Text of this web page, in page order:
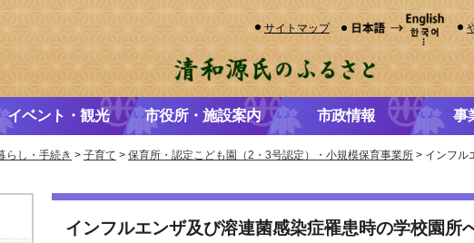
サイトマップ
イベント・観光 市役所・施設案内 市政情報 事
らし・手続き > 子育て > 保育所・認定こども園（2・3号認定）・小規模保育事業所 > インフル
インフルエンザ及び溶連菌感染症罹患時の学校園所